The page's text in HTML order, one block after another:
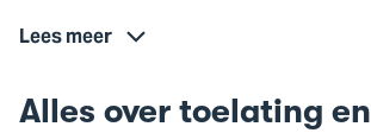
Lees meer
Alles over toelating en